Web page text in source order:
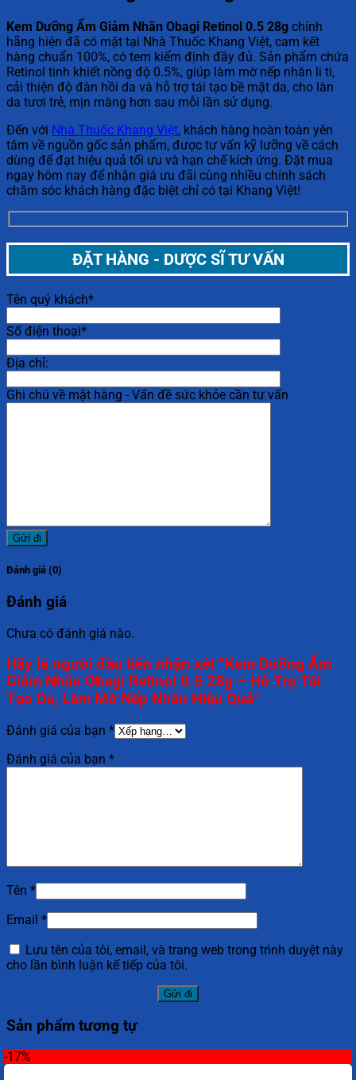
Kem Dưỡng Ẩm Giảm Nhăn Obagi Retinol 0.5 28g chính
hãng hiện đã có mặt tại Nhà Thuốc Khang Việt, cam kết
hàng chuẩn 100%, có tem kiểm định đầy đủ. Sản phẩm chứa
Retinol tinh khiết nồng độ 0.5%, giúp làm mờ nếp nhăn li ti,
cải thiện độ đàn hồi da và hỗ trợ tái tạo bề mặt da, cho làn
da tươi trẻ, mịn màng hơn sau mỗi lần sử dụng.
Đến với Nhà Thuốc Khang Việt, khách hàng hoàn toàn yên
tâm về nguồn gốc sản phẩm, được tư vấn kỹ lưỡng về cách
dùng để đạt hiệu quả tối ưu và hạn chế kích ứng. Đặt mua
ngay hôm nay để nhận giá ưu đãi cùng nhiều chính sách
chăm sóc khách hàng đặc biệt chỉ có tại Khang Việt!
ĐẶT HÀNG - DƯỢC SĨ TƯ VẤN
Tên quý khách*
Số điện thoại*
Địa chỉ:
Ghi chú về mặt hàng - Vấn đề sức khỏe cần tư vấn
Đánh giá (0)
Đánh giá
Chưa có đánh giá nào.
Hãy là người đầu tiên nhận xét “Kem Dưỡng Ẩm
Giảm Nhăn Obagi Retinol 0.5 28g – Hỗ Trợ Tái
Tạo Da, Làm Mờ Nếp Nhăn Hiệu Quả”
Đánh giá của bạn *
Đánh giá của bạn *
Tên *
Email *
Lưu tên của tôi, email, và trang web trong trình duyệt này
cho lần bình luận kế tiếp của tôi.
Sản phẩm tương tự
-17%